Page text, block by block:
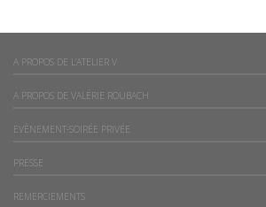
A PROPOS DE L’ATELIER V
A PROPOS DE VALÉRIE ROUBACH
EVÈNEMENT-SOIRÉE PRIVÉE
PRESSE
REMERCIEMENTS